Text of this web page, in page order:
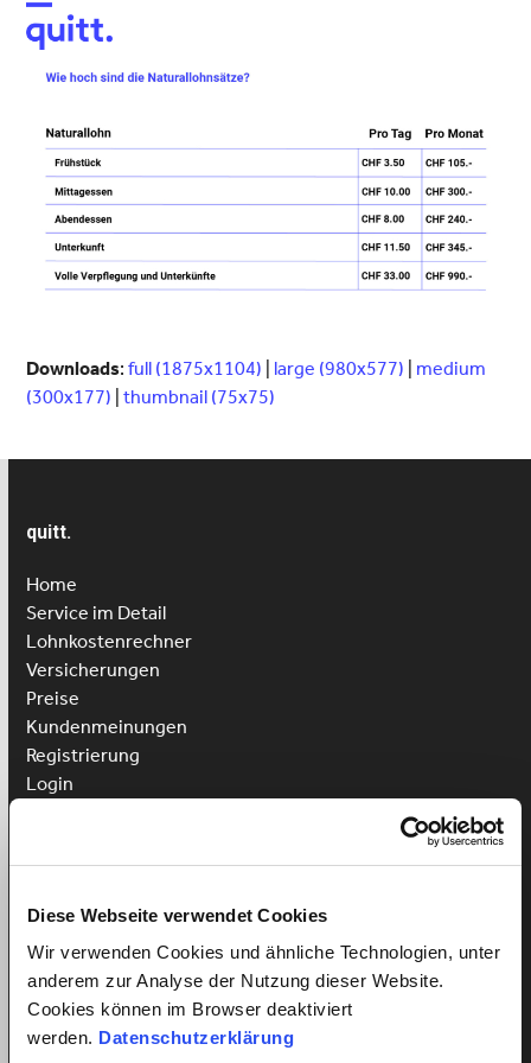
Diese Webseite verwendet Cookies
Wir verwenden Cookies und ähnliche Technologien, unter
anderem zur Analyse der Nutzung dieser Website.
Cookies können im Browser deaktiviert
werden. Datenschutzerklärung
Open
mobile
menu
Close
mobile
menu
Downloads:full (1875x1104) large (980x577)
medium
(300x177) |thumbnail (75x75)
quitt.
Home
Service im Detail
Lohnkostenrechner
Versicherungen
Preise
Kundenmeinungen
Registrierung
Login
Kinderbetreuung anstellen
Vorteile für Arbeitnehmer
Arbeitnehmer Registrierung
Arbeitnehmer Login
Sprachkurs gewinnen